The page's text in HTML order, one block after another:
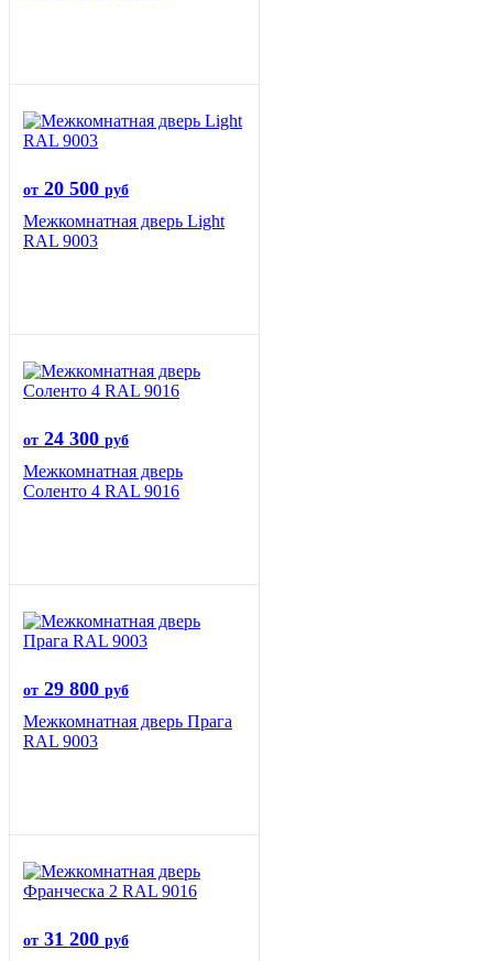
от 20 500 руб
Межкомнатная дверь Light
RAL 9003
от 24 300 руб
Межкомнатная дверь
Соленто 4 RAL 9016
от 29 800 руб
Межкомнатная дверь Прага
RAL 9003
от 31 200 руб